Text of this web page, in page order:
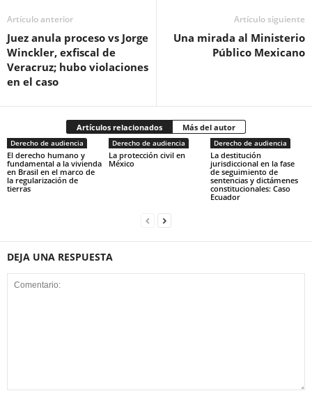
Artículo anterior
Juez anula proceso vs Jorge
Winckler, exfiscal de
Veracruz; hubo violaciones
en el caso
Artículo siguiente
Una mirada al Ministerio
Público Mexicano
Artículos relacionados Más del autor
Derecho de audiencia
El derecho humano y
fundamental a la vivienda
en Brasil en el marco de
la regularización de
tierras
Derecho de audiencia
La protección civil en
México
Derecho de audiencia
La destitución
jurisdiccional en la fase
de seguimiento de
sentencias y dictámenes
constitucionales: Caso
Ecuador
DEJA UNA RESPUESTA